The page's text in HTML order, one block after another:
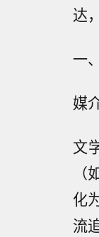
达
一
媒
文
化
流